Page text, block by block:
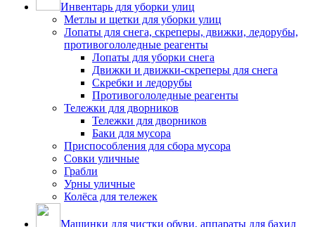
Инвентарь для уборки улиц
Метлы и щетки для уборки улиц
Лопаты для снега, скреперы, движки, ледорубы,
противогололедные реагенты
Лопаты для уборки снега
Движки и движки-скреперы для снега
Скребки и ледорубы
Противогололедные реагенты
Тележки для дворников
Тележки для дворников
Баки для мусора
Приспособления для сбора мусора
Совки уличные
Грабли
Урны уличные
Колёса для тележек
Машинки для чистки обуви, аппараты для бахил